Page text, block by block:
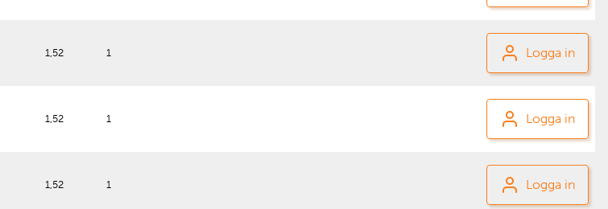
1,52 1 Logga in
1,52 1 Logga in
1,52 1 Logga in